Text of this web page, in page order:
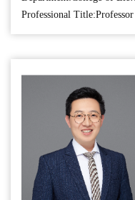
degrees in electronic
respectively. From
2008 to 2010, he was
a “Vision 2010”
Postd...
Professional Title:Professor